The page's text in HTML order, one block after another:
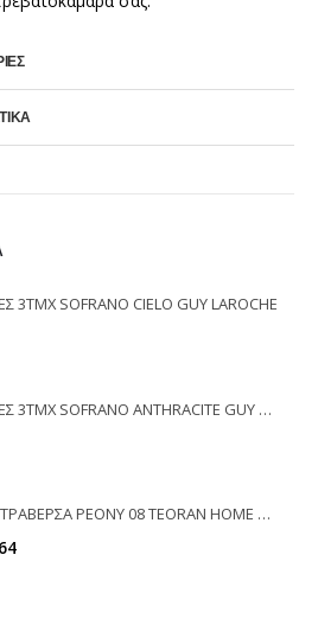
3ΤΜΧ SOFRANO CIELO GUY LAROCHE
ΣΕΤ ΠΕΤΣΕΤΕΣ 3ΤΜΧ SOFRANO ANTHRACITE GUY LAROCHE
ΣΕΤ ΚΑΡΕ & ΤΡΑΒΕΡΣΑ PEONY 08 TEORAN HOME & MORE